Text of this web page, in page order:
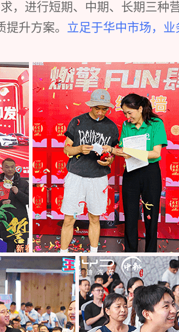
，进行短期、中期、长期三种
升方案。 立足于华中市场，业